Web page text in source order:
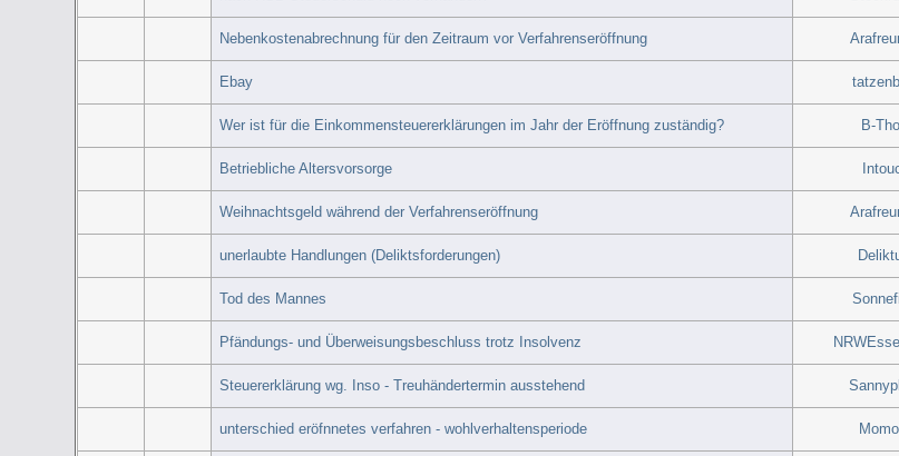
Nebenkostenabrechnung für den Zeitraum vor Verfahrenseröffnung
Ebay
Wer ist für die Einkommensteuererklärungen im Jahr der Eröffnung zuständig? B-
Betriebliche Altersvorsorge
Weihnachtsgeld während der Verfahrenseröffnung
unerlaubte Handlungen (Deliktsforderungen)
Tod des Mannes
Pfändungs- und Überweisungsbeschluss trotz Insolvenz
Steuererklärung wg. Inso - Treuhändertermin ausstehend
unterschied eröfnnetes verfahren - wohlverhaltensperiode